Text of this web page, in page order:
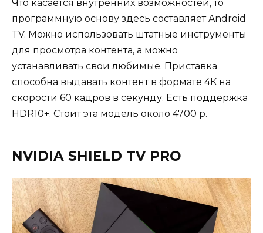
Что касается внутренних возможностей, то
программную основу здесь составляет Android
TV. Можно использовать штатные инструменты
для просмотра контента, а можно
устанавливать свои любимые. Приставка
способна выдавать контент в формате 4К на
скорости 60 кадров в секунду. Есть поддержка
HDR10+. Стоит эта модель около 4700 р.
NVIDIA SHIELD TV PRO